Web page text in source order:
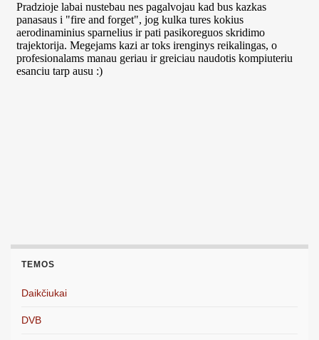
TEMOS
Daikčiukai
DVB